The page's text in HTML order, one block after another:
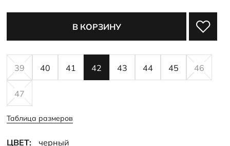
В КОРЗИНУ
39 40 41 42 43 44 45 46
47
Таблица размеров
ЦВЕТ: черный